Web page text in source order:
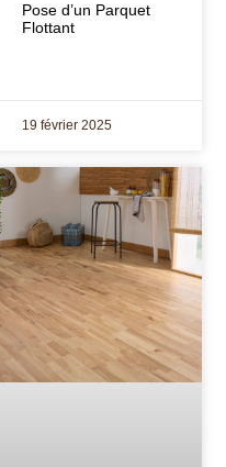
Pose d’un Parquet
Flottant
19 février 2025